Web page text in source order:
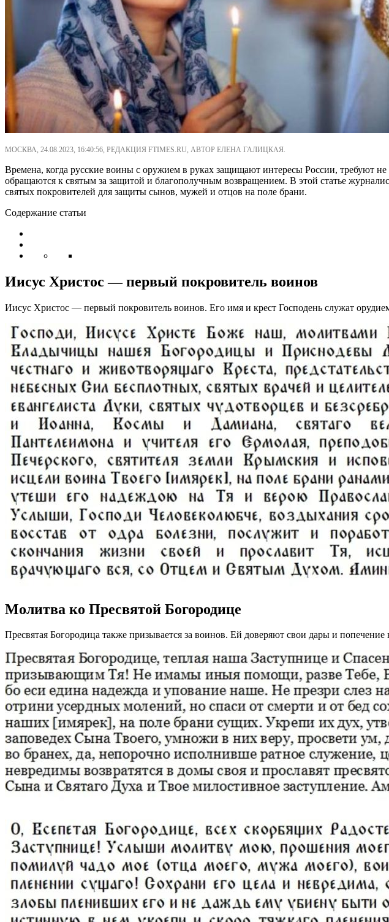
МОСКВА, 24.08.2023, 16:40:56, РЕДАКЦИЯ FTIMES.RU, АВТОР ЕЛЕНА ГАЛИЦКАЯ.
Времена, когда русские воины с оружием в руках защищают интересы России, требуют
обращаются к святым за защитой и благополучным возвращением. В этой статье
святых покровителей для защиты сынов, мужей и отцов на поле брани.
Содержание статьи
Иисус Христос — первый покровитель воинов
Иисус Христос — первый покровитель воинов. Его имя и крест Господень служат
Молитва ко Пресвятой Богородице
Пресвятая Богородица также призывается за воинов. Ей доверяют свои дары и попечение